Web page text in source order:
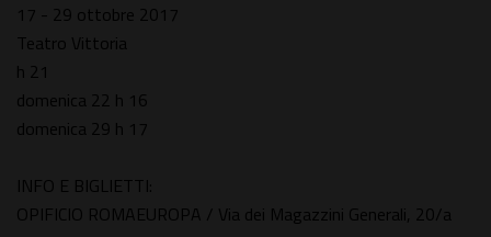
17 - 29 ottobre 2017
Teatro Vittoria
h 21
domenica 22 h 16
domenica 29 h 17
INFO E BIGLIETTI:
OPIFICIO ROMAEUROPA / Via dei Magazzini Generali, 20/a